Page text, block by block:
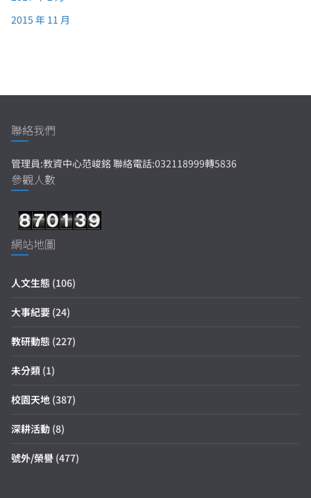
2015 年 11 月
聯絡我們
管理員:教資中心范峻銘 聯絡電話:032118999轉5836
參觀人數
網站地圖
人文生態 (106)
大事紀要 (24)
教研動態 (227)
未分類 (1)
校園天地 (387)
深耕活動 (8)
號外/榮譽 (477)